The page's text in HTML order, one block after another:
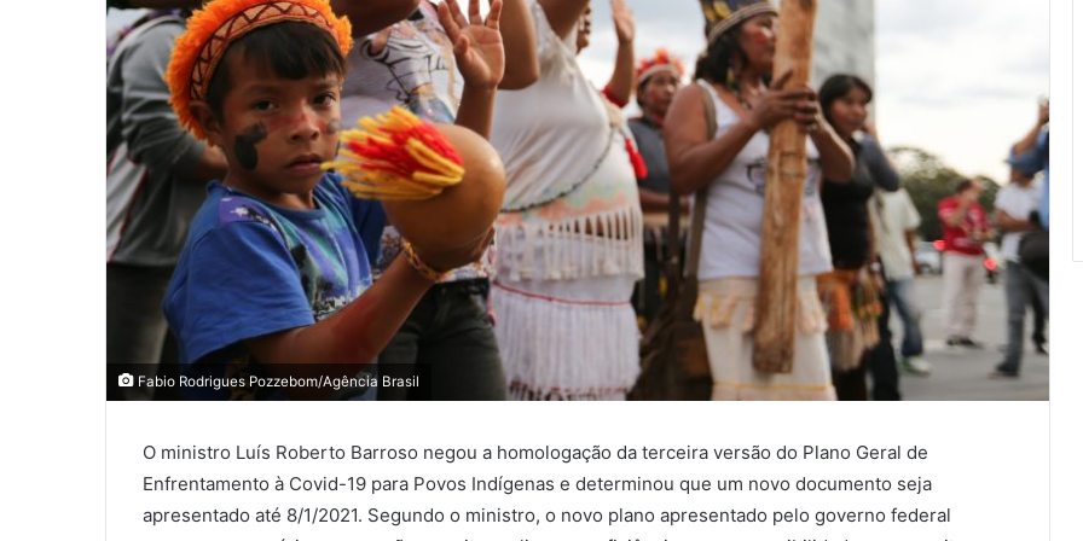
Fabio Rodrigues Pozzebom/Agência Brasil
O ministro Luís Roberto Barroso negou a homologação da terceira versão do Plano Geral de
Enfrentamento à Covid-19 para Povos Indígenas e determinou que um novo documento seja
apresentado até 8/1/2021. Segundo o ministro, o novo plano apresentado pelo governo federal